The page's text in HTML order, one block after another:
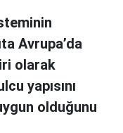
Avrupa’da
olarak
yapısını
olduğunu